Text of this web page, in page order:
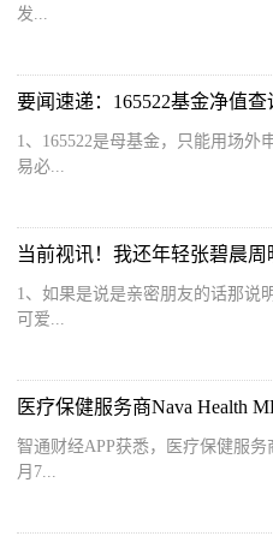
发...
要闻速递：165522基金净值
1、165522是母基金，只能用场外
易必...
当前视讯！我还年轻张碧晨
1、如果是说是亲密朋友的话那说
可爱...
智通财经APP获悉，医疗保健服务
月7...